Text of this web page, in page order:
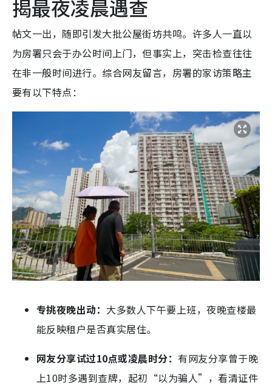
揭最夜凌晨遇查
帖文一出，随即引发大批公屋街坊共鸣。许多人一直以
为房署只会于办公时间上门，但事实上，突击检查往往
在非一般时间进行。综合网友留言，房署的家访策略主
要有以下特点：
专挑夜晚出动： 大多数人下午要上班，夜晚查楼最
能反映租户是否真实居住。
网友分享试过10点或凌晨时分： 有网友分享曾于晚
上10时多遇到查牌，起初“以为骗人”，看清证件